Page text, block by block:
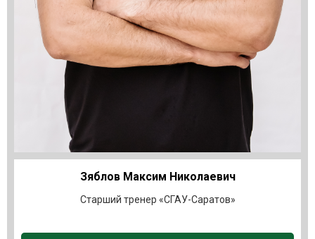
Зяблов Максим Николаевич
Старший тренер «СГАУ-Саратов»